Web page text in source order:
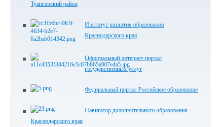
Туапсинский район
Институт развития образования
Краснодарского края
Официальный интернет-портал
государственных услуг
Феднральный портал Российское образование
Навигатор дополнительного образования
Краснодарского края